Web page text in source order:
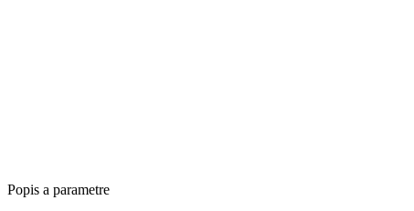
Popis a parametre